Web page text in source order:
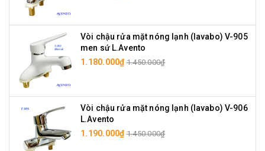
Vòi chậu rửa mặt nóng lạnh (lavabo) V-905
men sứ L.Avento
1.180.000₫ 1.450.000₫
Vòi chậu rửa mặt nóng lạnh (lavabo) V-906
L.Avento
1.190.000₫ 1.450.000₫